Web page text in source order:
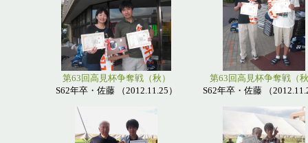
第63回高見杯争奪戦（秋）
S62年卒・佐藤 （2012.11.25）
第63回高見杯争奪戦（
S62年卒・佐藤 （